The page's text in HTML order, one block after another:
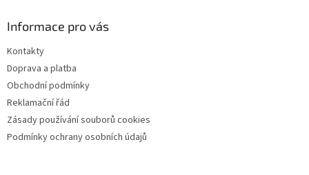
Informace pro vás
Kontakty
Doprava a platba
Obchodní podmínky
Reklamační řád
Zásady používání souborů cookies
Podmínky ochrany osobních údajů